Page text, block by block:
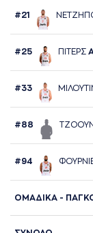
#21
#25 ΠΙΤΕΡΣ
#33
#88
#94
ΟΜΑΔΙΚΑ -